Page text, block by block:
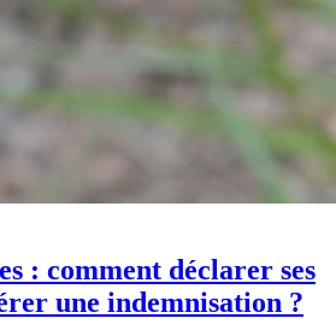
: comment déclarer ses
une indemnisation ?